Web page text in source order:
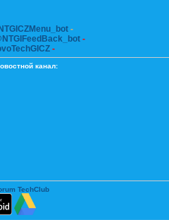
-
-
-
канал:
TechClub